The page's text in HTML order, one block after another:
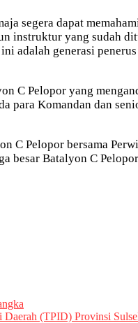
segera dapat
instruktur yang sudah
generasi
Pelopor yang
para Komandan dan
Pelopor bersama
besar Batalyon C
(TPID) Provinsi